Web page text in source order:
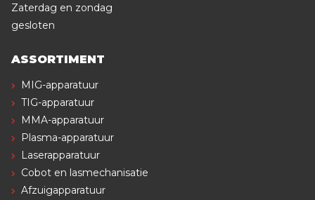
Zaterdag en zondag
gesloten
ASSORTIMENT
MIG-apparatuur
TIG-apparatuur
MMA-apparatuur
Plasma-apparatuur
Laserapparatuur
Cobot en lasmechanisatie
Afzuigapparatuur